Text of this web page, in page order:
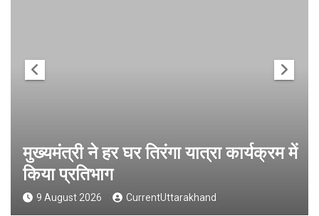
मुख्यमंत्री ने हर घर तिरंगा यात्रा कार्यक्रम में
किया प्रतिभाग
9 August 2026 CurrentUttarakhand